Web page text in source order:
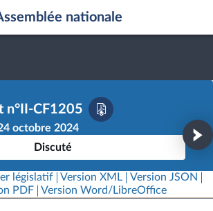
nationale
n°II-CF1205
octobre 2024
Discuté
législatif Version XML
Version JSON
PDF
Version Word/LibreOffice